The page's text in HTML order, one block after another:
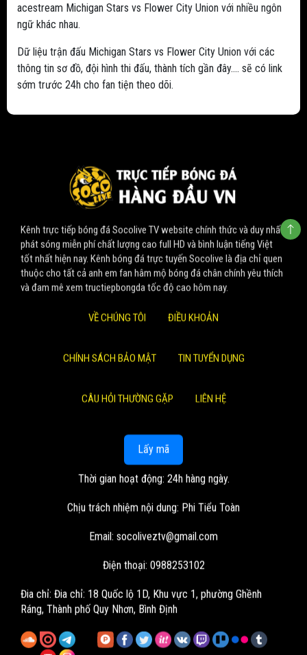
acestream Michigan Stars vs Flower City Union với nhiều ngôn
ngữ khác nhau.
Dữ liệu trận đấu Michigan Stars vs Flower City Union với các
thông tin sơ đồ, đội hình thi đấu, thành tích gần đây.... sẽ có link
sớm trước 24h cho fan tiện theo dõi.
Kênh trực tiếp bóng đá Socolive TV website chính thức và duy nhất
phát sóng miễn phí chất lượng cao full HD và bình luận tiếng Việt
tốt nhất hiện nay. Kênh bóng đá trực tuyến Socolive là địa chỉ quen
thuộc cho tất cả anh em fan hâm mộ bóng đá chân chính yêu thích
và đam mê xem tructiepbongda tốc độ cao hôm nay.
VỀ CHÚNG TÔI ĐIỀU KHOẢN
CHÍNH SÁCH BẢO MẬT TIN TUYỂN DỤNG
CÂU HỎI THƯỜNG GẶP LIÊN HỆ
Lấy mã
Thời gian hoạt động: 24h hàng ngày.
Chịu trách nhiệm nội dung: Phi Tiểu Toàn
Email: socoliveztv@gmail.com
Điện thoại: 0988253102
Đia chỉ: Đia chỉ: 18 Quốc lộ 1D, Khu vực 1, phường Ghềnh
Ráng, Thành phố Quy Nhơn, Bình Định